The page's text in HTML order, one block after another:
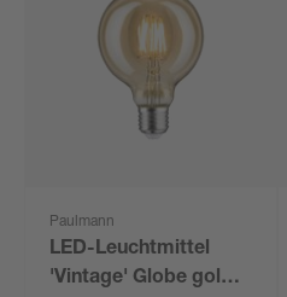
Paulmann
LED-Leuchtmittel
'Vintage' Globe gold